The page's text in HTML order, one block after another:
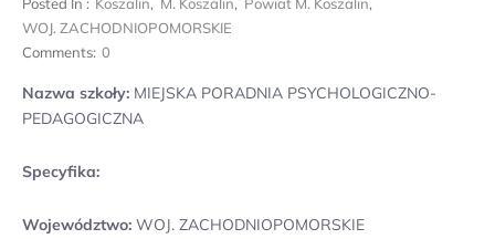
WOJ. ZACHODNIOPOMORSKIE
Comments: 0
Nazwa szkoły: MIEJSKA PORADNIA PSYCHOLOGICZNO-
PEDAGOGICZNA
Specyfika:
Województwo: WOJ. ZACHODNIOPOMORSKIE